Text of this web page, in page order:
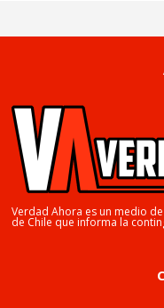
Verdad Ahora es un medio
de Chile que informa la